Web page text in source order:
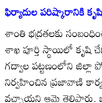
ఫిర్యాదుల పరిష్కారానికి కృషి
శాంతి భద్రతలకు
శాఖ పూర్తి స్ధాయిలో కృషి
గద్వాల పట్టణంలోని
నిర్వహించిన ప్రజావాణి
వచ్చాయని ఆమె తెలిపారు.